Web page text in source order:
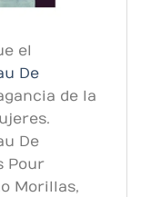
el
De
de la
De
Pour
Morillas,